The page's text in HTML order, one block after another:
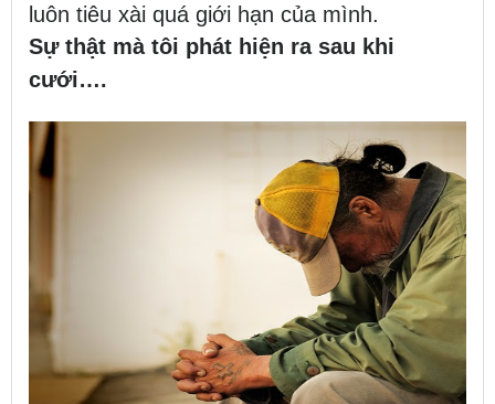
luôn tiêu xài quá giới hạn của mình.
Sự thật mà tôi phát hiện ra sau khi
cưới….